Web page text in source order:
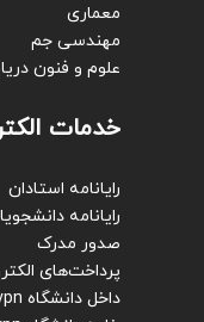
معماری
مهندسی جم
علوم و فنون
خدمات
رایانامه استادان
رایانامه
صدور مدرک
پرداخت‌های
داخل دانشگاه vpn